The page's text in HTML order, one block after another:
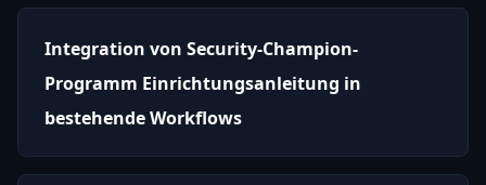
Integration von Security-Champion-
Programm Einrichtungsanleitung in
bestehende Workflows